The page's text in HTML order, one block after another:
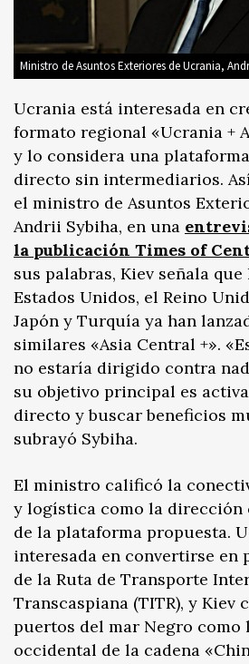
Ministro de Asuntos Exteriores de Ucrania,
Ucrania está interesada en
formato regional «Ucrania +
y lo considera una
directo sin intermediarios.
el ministro de Asuntos
Andrii Sybiha, en una
la publicación Times of
sus palabras, Kiev señala
Estados Unidos, el Reino
Japón y Turquía ya han
similares «Asia Central +».
no estaría dirigido contra
su objetivo principal es
directo y buscar beneficios
subrayó Sybiha.
El ministro calificó la
y logística como la dirección
de la plataforma propuesta.
interesada en convertirse en
de la Ruta de Transporte
Transcaspiana (TITR), y Kiev
puertos del mar Negro como
occidental de la cadena